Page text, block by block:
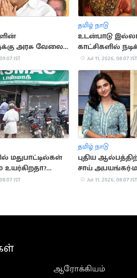
அரசு வேலை:
IST
தமிழ் நாடு
உடன்பாடு
காட்சிகளில்
கயாடு லோஹர்
Jul 11, 2026, 08:07 IST
மதுபாட்டில்கள்
உயர்கிறதா?
அறிக்கை
IST
தமிழ் நாடு
புதிய
சாய் அபயங்கர்-
Jul 11, 2026, 08:07 IST
ஆரோக்கியம்